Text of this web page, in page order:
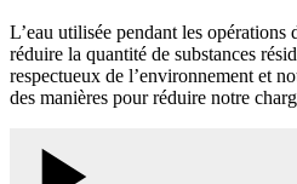
L’eau utilisée pendant les opérations
réduire la quantité de substances
respectueux de l’environnement et
des manières pour réduire notre